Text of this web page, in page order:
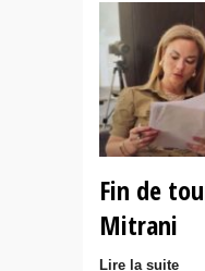
Fin de
Mitrani
Lire la suite